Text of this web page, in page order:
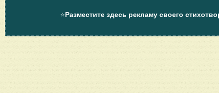
⭐Разместите здесь рекламу своего